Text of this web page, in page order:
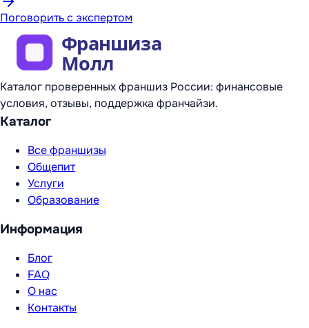
Поговорить с экспертом
Каталог проверенных франшиз России: финансовые
условия, отзывы, поддержка франчайзи.
Каталог
Все франшизы
Общепит
Услуги
Образование
Информация
Блог
FAQ
О нас
Контакты